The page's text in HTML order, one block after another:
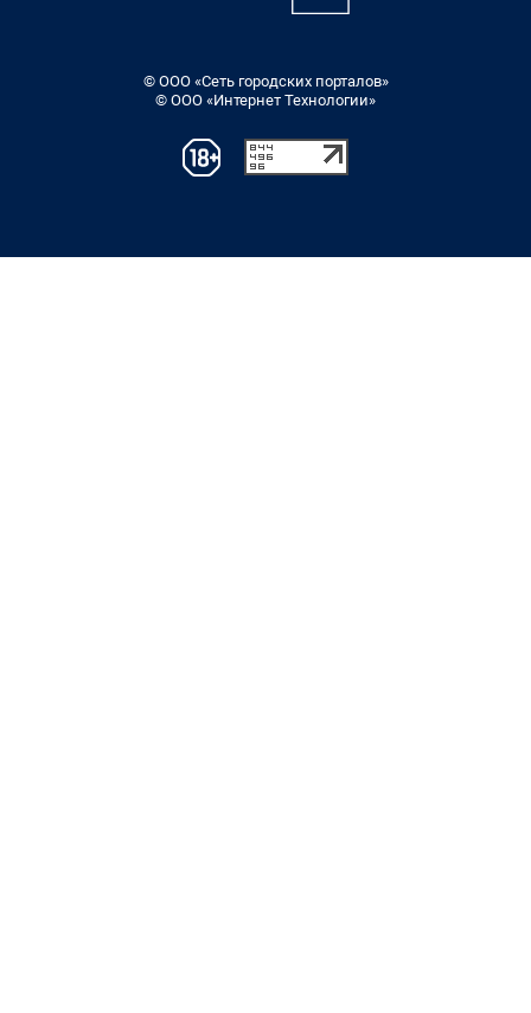
© ООО «Сеть городских порталов»
© ООО «Интернет Технологии»